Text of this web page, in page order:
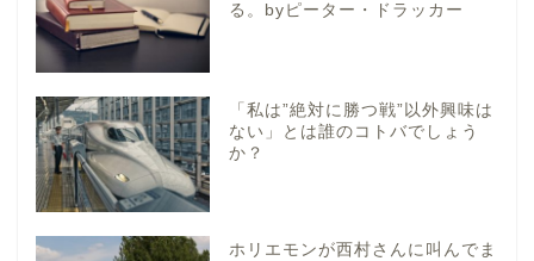
る。byピーター・ドラッカー
「私は”絶対に勝つ戦”以外興味は
ない」とは誰のコトバでしょう
か？
ホリエモンが西村さんに叫んでま